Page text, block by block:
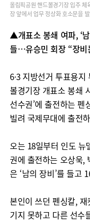
올림픽공원 핸드볼경기장 입주
장 앞에서 업무 정상화 호소문을
▲개표소 봉쇄 여파, ‘
들…유승민 회장 “장비
6·3 지방선거 투표용
볼경기장 개표소 봉쇄
선수권’에 출전하는
빌려 국제무대에 출전
오는 18일부터 인도 뉴
권에 출전하는 오상욱,
은 ‘남의 장비’를 들고
본인이 쓰던 펜싱칼,
기지 못하고 다른 선수